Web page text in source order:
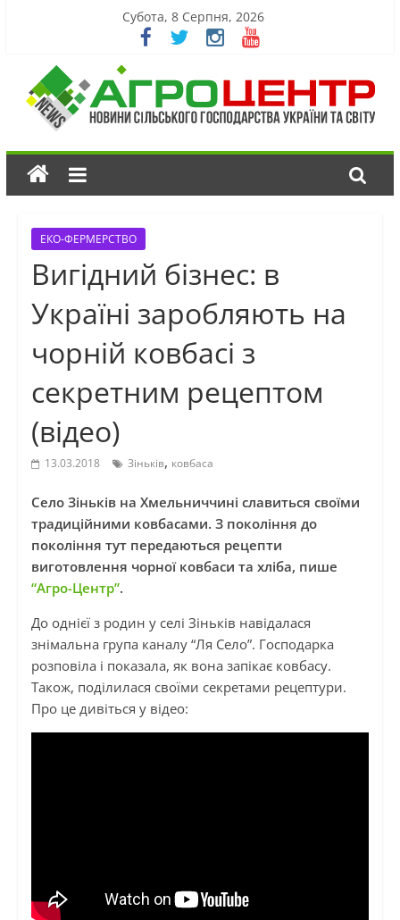
Субота, 8 Серпня, 2026
ЕКО-ФЕРМЕРСТВО
Вигідний бізнес: в
Україні заробляють на
чорній ковбасі з
секретним рецептом
(відео)
13.03.2018 Зіньків, ковбаса
Село Зіньків на Хмельниччині славиться своїми
традиційними ковбасами. З покоління до
покоління тут передаються рецепти
виготовлення чорної ковбаси та хліба, пише
“Агро-Центр”.
До однієї з родин у селі Зіньків навідалася
знімальна група каналу “Ля Село”. Господарка
розповіла і показала, як вона запікає ковбасу.
Також, поділилася своїми секретами рецептури.
Про це дивіться у відео: